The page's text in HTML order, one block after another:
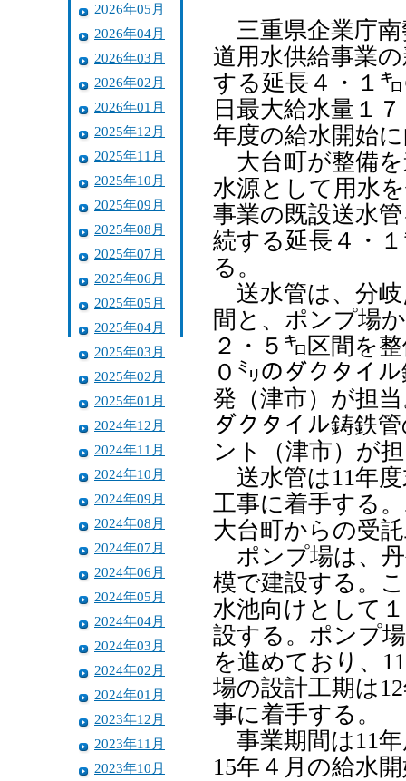
2026年05月
2026年04月
2026年03月
2026年02月
2026年01月
2025年12月
2025年11月
2025年10月
2025年09月
2025年08月
2025年07月
2025年06月
2025年05月
2025年04月
2025年03月
2025年02月
2025年01月
2024年12月
2024年11月
2024年10月
2024年09月
2024年08月
2024年07月
2024年06月
2024年05月
2024年04月
2024年03月
2024年02月
2024年01月
2023年12月
2023年11月
2023年10月
三重県企業庁南
道用水供給事業
する延長４・１
日最大給水量１
年度の給水開始
大台町が整備を
水源として用水
事業の既設送水
続する延長４・
る。
送水管は、分岐
間と、ポンプ場
２・５㌔区間を
０㍉のダクタイ
発（津市）が担
ダクタイル鋳鉄
ント（津市）が
送水管は11年
工事に着手する
大台町からの受
ポンプ場は、丹
模で建設する。
水池向けとして
設する。ポンプ
を進めており、
場の設計工期は
事に着手する。
事業期間は11年
15年４月の給水